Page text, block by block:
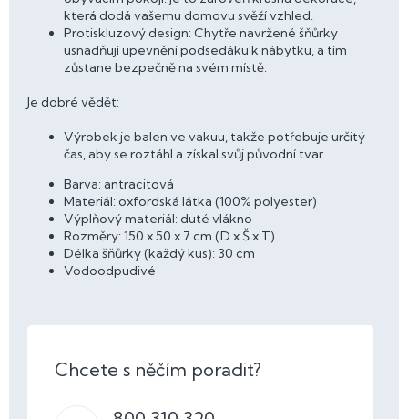
která dodá vašemu domovu svěží vzhled.
Protiskluzový design: Chytře navržené šňůrky
usnadňují upevnění podsedáku k nábytku, a tím
zůstane bezpečně na svém místě.
Je dobré vědět:
Výrobek je balen ve vakuu, takže potřebuje určitý
čas, aby se roztáhl a získal svůj původní tvar.
Barva: antracitová
Materiál: oxfordská látka (100% polyester)
Výplňový materiál: duté vlákno
Rozměry: 150 x 50 x 7 cm (D x Š x T)
Délka šňůrky (každý kus): 30 cm
Vodoodpudivé